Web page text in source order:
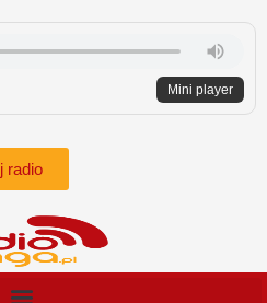
Mini player
radio